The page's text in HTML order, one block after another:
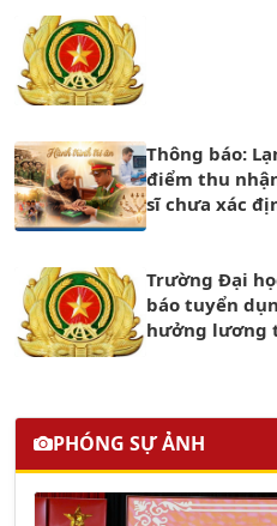
Thông báo:
điểm thu
sĩ chưa xác
Trường Đại
báo tuyển
hưởng lương
PHÓNG SỰ ẢNH